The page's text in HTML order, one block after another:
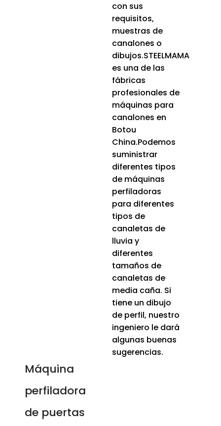
con sus
requisitos,
muestras de
canalones o
dibujos.STEELMAMA
es una de las
fábricas
profesionales de
máquinas para
canalones en
Botou
China.Podemos
suministrar
diferentes tipos
de máquinas
perfiladoras
para diferentes
tipos de
canaletas de
lluvia y
diferentes
tamaños de
canaletas de
media caña. Si
tiene un dibujo
de perfil, nuestro
ingeniero le dará
algunas buenas
sugerencias.
Máquina
perfiladora
de puertas